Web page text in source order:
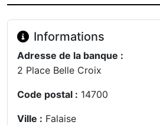
Informations
Adresse de la banque :
2 Place Belle Croix
Code postal : 14700
Ville : Falaise